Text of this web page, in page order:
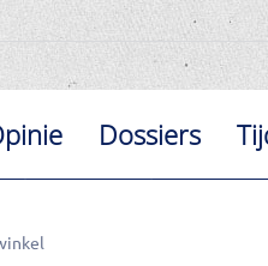
Dossiers